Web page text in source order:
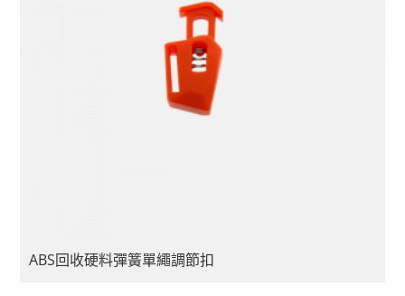
ABS回收硬料彈簧單繩調節扣